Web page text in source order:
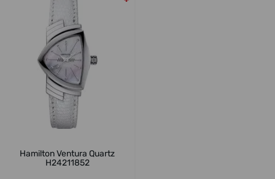
Hamilton Ventura Quartz
H24211852